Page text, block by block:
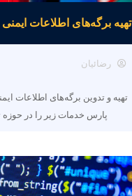
تهیه برگه‌های اطلاعات ایمنی
رضائیان
تهیه و تدوین برگه‌های اطلاعات
پارس خدمات زیر را در حوزه